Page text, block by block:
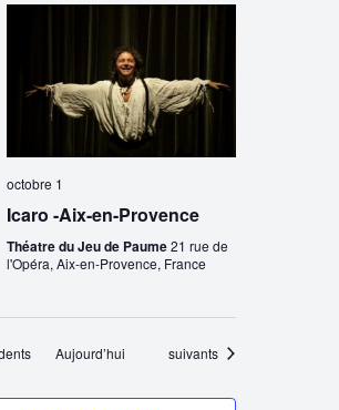
octobre 1
Icaro -Aix-en-Provence
Théatre du Jeu de Paume21 rue de
l'Opéra, Aix-en-Provence, France
Aujourd’hui Évènements
suivants